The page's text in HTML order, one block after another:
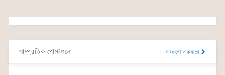
সাম্প্রতিক পোস্টগুলো সবগুলো একসাথে